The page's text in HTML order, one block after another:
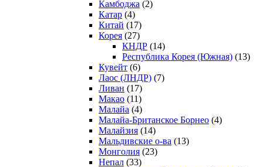
Камбоджа (2)
Катар (4)
Китай (17)
Корея (27)
КНДР (14)
Республика Корея (Южная) (13)
Кувейт (6)
Лаос (ЛНДР) (7)
Ливан (17)
Макао (11)
Малайа (4)
Малайа-Британское Борнео (4)
Малайзия (14)
Мальдивские о-ва (13)
Монголия (23)
Непал (33)